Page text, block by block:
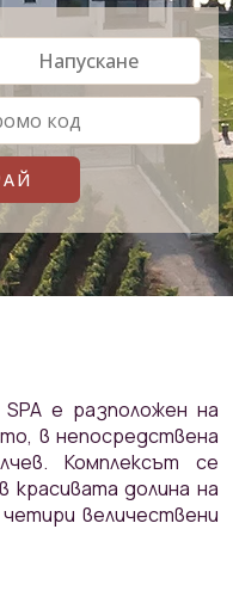
е разположен на
в непосредствена
Комплексът се
долина на
величествени